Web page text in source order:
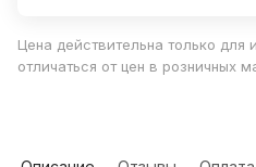
Цена действительна только
отличаться от цен в розничных